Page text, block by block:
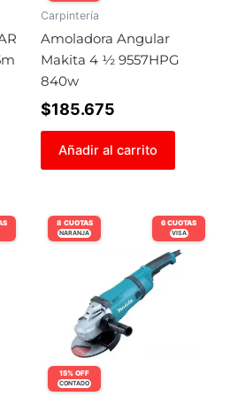
Carpintería
Amoladora Angular
Makita 4 ½ 9557HPG
840w
$185.675
Añadir al carrito
6 CUOTAS
VISA
8 CUOTAS
NARANJA
15% OFF
CONTADO